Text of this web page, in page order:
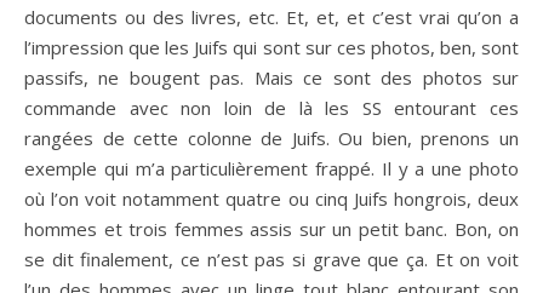
documents ou des livres, etc. Et, et, et c’est vrai qu’on a
l’impression que les Juifs qui sont sur ces photos, ben, sont
passifs, ne bougent pas. Mais ce sont des photos sur
commande avec non loin de là les SS entourant ces
rangées de cette colonne de Juifs. Ou bien, prenons un
exemple qui m’a particulièrement frappé. Il y a une photo
où l’on voit notamment quatre ou cinq Juifs hongrois, deux
hommes et trois femmes assis sur un petit banc. Bon, on
se dit finalement, ce n’est pas si grave que ça. Et on voit